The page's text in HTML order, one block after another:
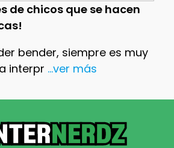
de chicos que se hacen
bender, siempre es muy
interpr ...ver más